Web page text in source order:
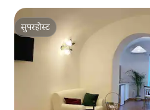
सुपरहोस्ट
सुपरहोस्ट